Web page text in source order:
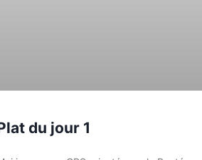
du jour 1